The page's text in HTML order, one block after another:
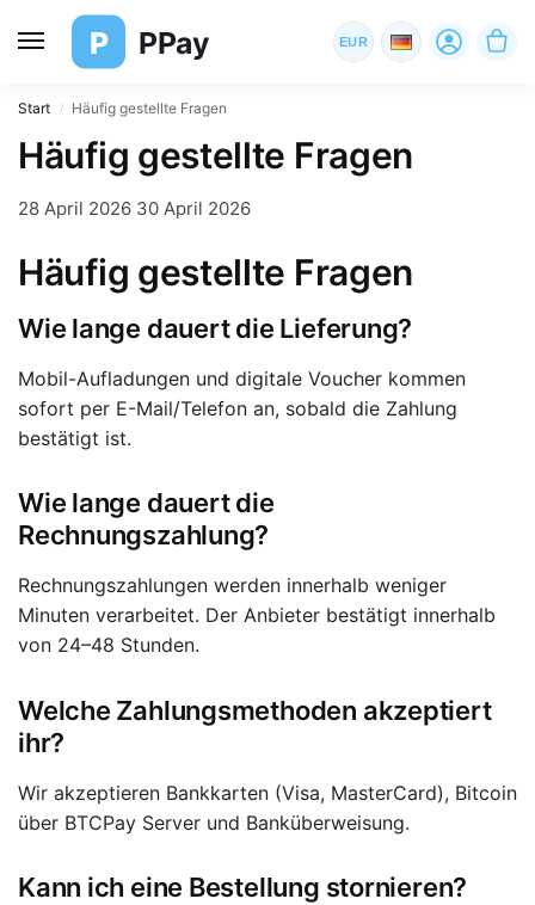
P PPay EUR
Start / Häufig gestellte Fragen
Häufig gestellte Fragen
28 April 2026 30 April 2026
Häufig gestellte Fragen
Wie lange dauert die Lieferung?
Mobil-Aufladungen und digitale Voucher kommen
sofort per E-Mail/Telefon an, sobald die Zahlung
bestätigt ist.
Wie lange dauert die
Rechnungszahlung?
Rechnungszahlungen werden innerhalb weniger
Minuten verarbeitet. Der Anbieter bestätigt innerhalb
von 24–48 Stunden.
Welche Zahlungsmethoden akzeptiert
ihr?
Wir akzeptieren Bankkarten (Visa, MasterCard), Bitcoin
über BTCPay Server und Banküberweisung.
Kann ich eine Bestellung stornieren?